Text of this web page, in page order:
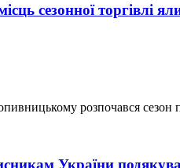
сезонної торгівлі
розпочався сезон
України